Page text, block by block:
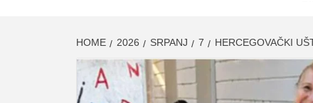
HOME 2026 SRPANJ 7 HERCEGOVAČKI